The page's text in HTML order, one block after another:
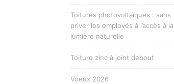
Toitures photovoltaïques : sans
priver les employés à l’accès à la
lumière naturelle
Toiture zinc à joint debout
Voeux 2026